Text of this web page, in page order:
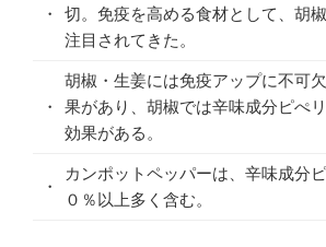
・
切。免疫を高める食材として、胡
注目されてきた。
・
胡椒・生姜には免疫アップに不可
果があり、胡椒では辛味成分ピぺ
効果がある。
・
カンポットペッパーは、辛味成分
０％以上多く含む。